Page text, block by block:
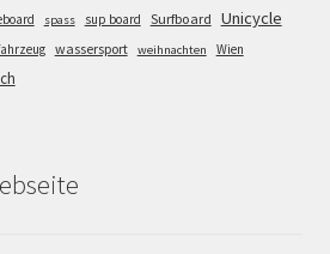
spass sup board Surfboard Unicycle
wassersport weihnachten
Wien